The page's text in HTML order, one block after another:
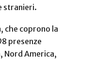
stranieri.
che coprono la
presenze
Nord America,